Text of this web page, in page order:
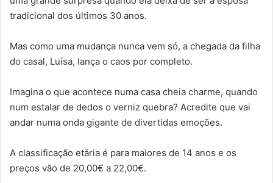
tradicional dos últimos 30 anos.
Mas como uma mudança nunca vem só, a chegada da filha
do casal, Luísa, lança o caos por completo.
Imagina o que acontece numa casa cheia charme, quando
num estalar de dedos o verniz quebra? Acredite que vai
andar numa onda gigante de divertidas emoções.
A classificação etária é para maiores de 14 anos e os
preços vão de 20,00€ a 22,00€.